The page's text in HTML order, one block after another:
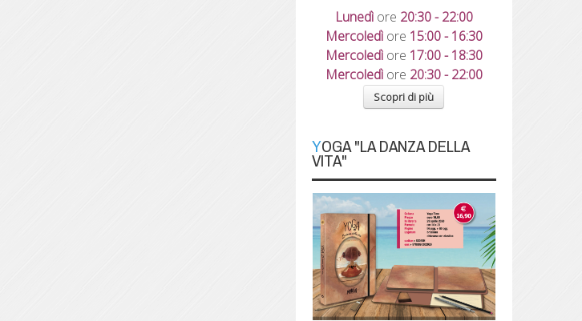
Lunedì ore 20:30 - 22:00
Mercoledì ore 15:00 - 16:30
Mercoledì ore 17:00 - 18:30
Mercoledì ore 20:30 - 22:00
Scopri di più
YOGA "LA DANZA DELLA
VITA"